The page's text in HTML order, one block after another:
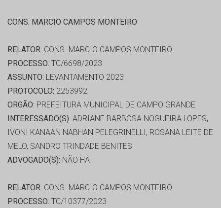
CONS. MARCIO CAMPOS MONTEIRO
RELATOR: CONS. MARCIO CAMPOS MONTEIRO
PROCESSO: TC/6698/2023
ASSUNTO: LEVANTAMENTO 2023
PROTOCOLO: 2253992
ORGÃO: PREFEITURA MUNICIPAL DE CAMPO GRANDE
INTERESSADO(S): ADRIANE BARBOSA NOGUEIRA LOPES,
IVONI KANAAN NABHAN PELEGRINELLI, ROSANA LEITE DE
MELO, SANDRO TRINDADE BENITES
ADVOGADO(S): NÃO HÁ
RELATOR: CONS. MARCIO CAMPOS MONTEIRO
PROCESSO: TC/10377/2023